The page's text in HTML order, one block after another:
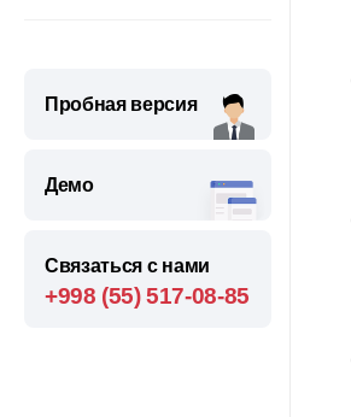
Пробная версия
Демо
Связаться c нами
+998 (55) 517-08-85